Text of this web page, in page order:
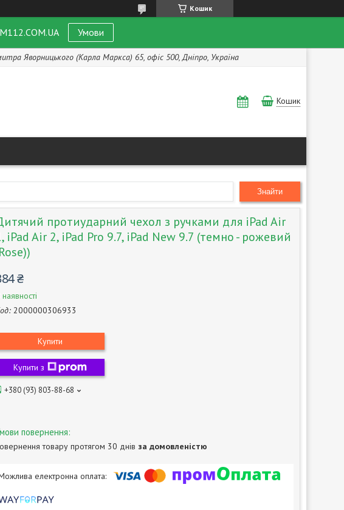
Кошик
Умови
Яворницького (Карла Маркса) 65, офіс 500, Дніпро, Україна
Кошик
Знайти
протиударний чехол з ручками для iPad Air
iPad Air 2, iPad Pro 9.7, iPad New 9.7 (темно - рожевий
₴
2000000306933
Купити
Купити з
+380 (93) 803-88-68
товару протягом 30 днів за домовленістю